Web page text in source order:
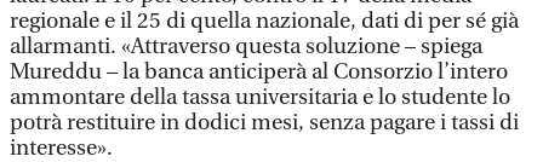
regionale e il 25 di quella nazionale, dati di per sé già
allarmanti. «Attraverso questa soluzione – spiega
Mureddu – la banca anticiperà al Consorzio l’intero
ammontare della tassa universitaria e lo studente lo
potrà restituire in dodici mesi, senza pagare i tassi di
interesse».